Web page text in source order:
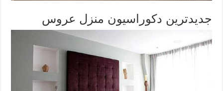
جدیدترین دکوراسیون منزل عروس